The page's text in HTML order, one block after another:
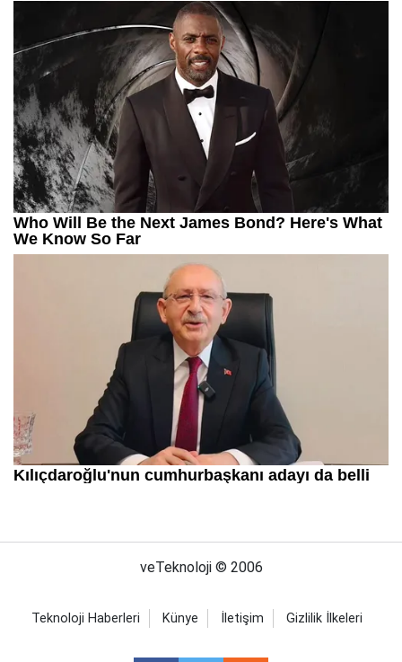
veTeknoloji © 2006
Teknoloji Haberleri Künye İletişim Gizlilik İlkeleri